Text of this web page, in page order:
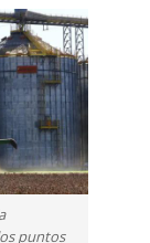
puntos